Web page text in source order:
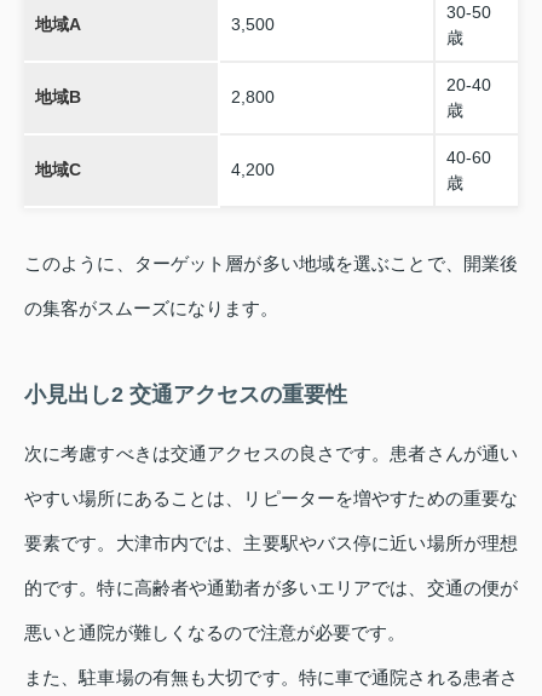
地域A 3,500
30-50
歳
地域B 2,800
20-40
歳
地域C 4,200
40-60
歳
このように、ターゲット層が多い地域を選ぶことで、開業後
の集客がスムーズになります。
小見出し2 交通アクセスの重要性
次に考慮すべきは交通アクセスの良さです。患者さんが通い
やすい場所にあることは、リピーターを増やすための重要な
要素です。大津市内では、主要駅やバス停に近い場所が理想
的です。特に高齢者や通勤者が多いエリアでは、交通の便が
悪いと通院が難しくなるので注意が必要です。
また、駐車場の有無も大切です。特に車で通院される患者さ